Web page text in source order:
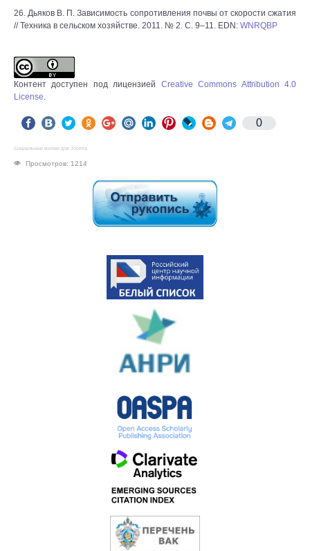
26. Дьяков В. П. Зависимость сопротивления почвы от скорости сжатия
// Техника в сельском хозяйстве. 2011. № 2. С. 9‒11. EDN: WNRQBP
Контент доступен под лицензией Creative Commons Attribution 4.0
License.
0
Социальные кнопки для Joomla
Просмотров: 1214